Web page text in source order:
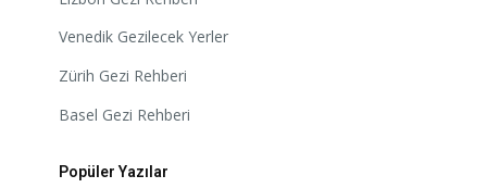
Venedik Gezilecek Yerler
Zürih Gezi Rehberi
Basel Gezi Rehberi
Popüler Yazılar